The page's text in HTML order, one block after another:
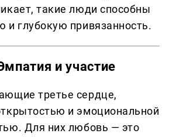
такие люди способны
и глубокую привязанность.
и участие
третье сердце,
и эмоциональной
Для них любовь — это